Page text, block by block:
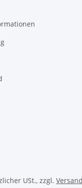
USt., zzgl. Versand